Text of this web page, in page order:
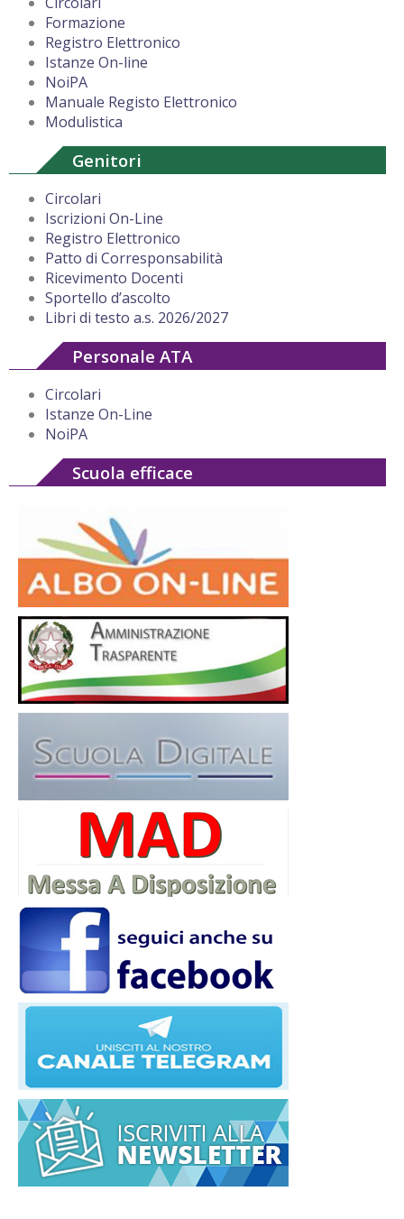
Formazione
Registro Elettronico
Istanze On-line
NoiPA
Manuale Registo Elettronico
Modulistica
Genitori
Circolari
Iscrizioni On-Line
Registro Elettronico
Patto di Corresponsabilità
Ricevimento Docenti
Sportello d’ascolto
Libri di testo a.s. 2026/2027
Personale ATA
Circolari
Istanze On-Line
NoiPA
Scuola efficace